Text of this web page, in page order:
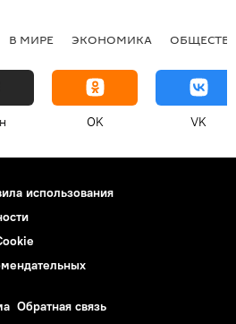
В МИРЕ ЭКОНОМИКА
OK VK
использования
Обратная связь